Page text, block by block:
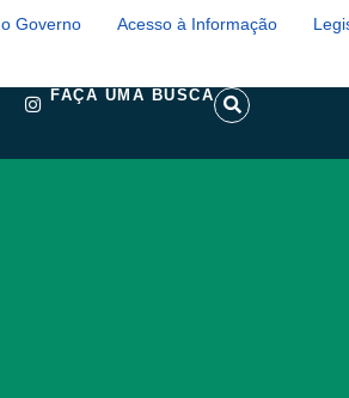
Governo Acesso à Informação
I
n
FAÇA UMA BUSCA
S
e